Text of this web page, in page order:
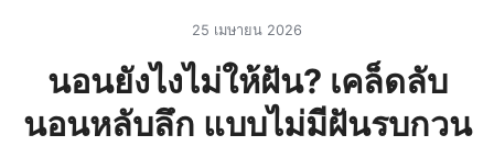
25 เมษายน 2026
นอนยังไงไม่ให้ฝัน? เคล็ดลับ
นอนหลับลึก แบบไม่มีฝันรบกวน